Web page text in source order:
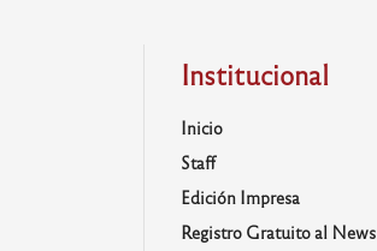
Institucional
Inicio
Staff
Edición Impresa
Registro Gratuito al News